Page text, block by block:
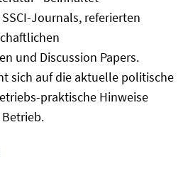
Journals, referierten
und Discussion Papers.
sich auf die aktuelle politische
praktische Hinweise